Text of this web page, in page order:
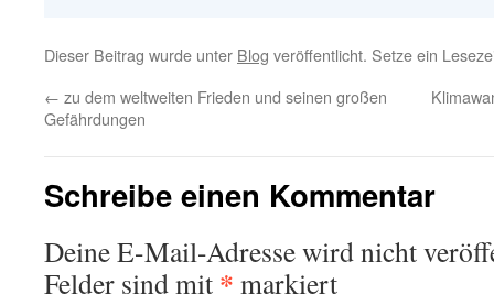
Dieser Beitrag wurde unter Blog veröffentlicht. Setze ein
← zu dem weltweiten Frieden und seinen großen
Gefährdungen
Schreibe einen Kommentar
Deine E-Mail-Adresse wird nicht
Felder sind mit * markiert